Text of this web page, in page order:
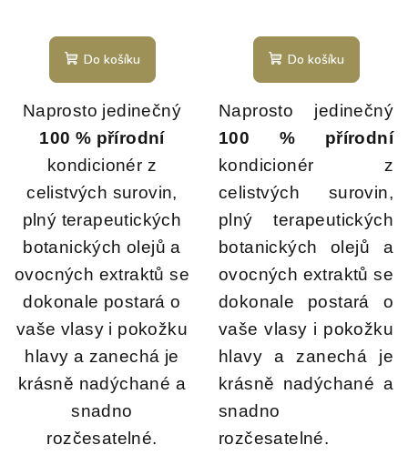
Do košíku
Naprosto jedinečný
100 % přírodní
kondicionér z
celistvých surovin,
plný terapeutických
botanických olejů a
ovocných extraktů se
dokonale postará o
vaše vlasy i pokožku
hlavy a zanechá je
krásně nadýchané a
snadno
rozčesatelné.
hodnocení
produktu
hvězdiček.
Do košíku
Naprosto jedinečný
100 % přírodní
kondicionér z
celistvých surovin,
plný terapeutických
botanických olejů a
ovocných extraktů se
dokonale postará o
vaše vlasy i pokožku
hlavy a zanechá je
krásně nadýchané a
snadno
rozčesatelné.